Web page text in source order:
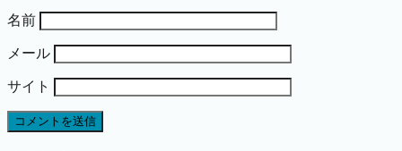
名前
メール
サイト